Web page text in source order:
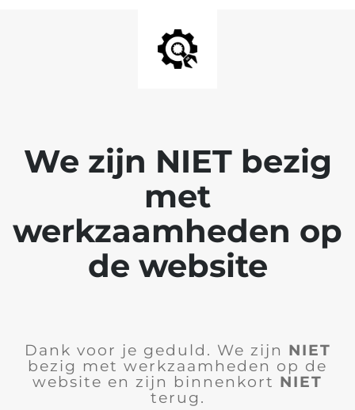
We zijn NIET bezig
met
werkzaamheden op
de website
Dank voor je geduld. We zijn NIET
bezig met werkzaamheden op de
website en zijn binnenkort NIET
terug.